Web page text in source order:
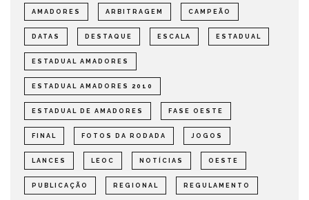
AMADORES ARBITRAGEM CAMPEÃO
DATAS DESTAQUE ESCALA ESTADUAL
ESTADUAL AMADORES
ESTADUAL AMADORES 2010
ESTADUAL DE AMADORES FASE OESTE
FINAL FOTOS DA RODADA JOGOS
LANCES LEOC NOTÍCIAS OESTE
PUBLICAÇÃO REGIONAL REGULAMENTO